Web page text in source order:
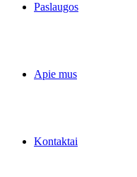
Paslaugos
Apie mus
Kontaktai